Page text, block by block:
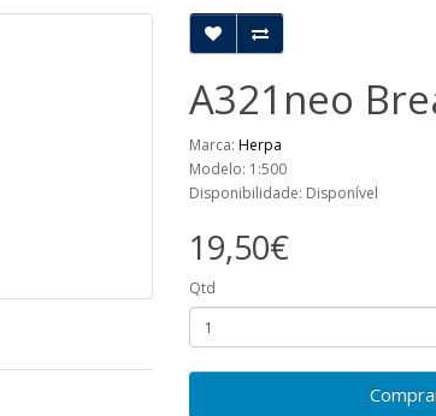
A321neo
Marca: Herpa
Modelo: 1:500
Disponibilidade: Disponível
19,50€
Qtd